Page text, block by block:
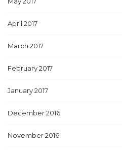
April 2017
March 2017
February 2017
January 2017
December 2016
November 2016